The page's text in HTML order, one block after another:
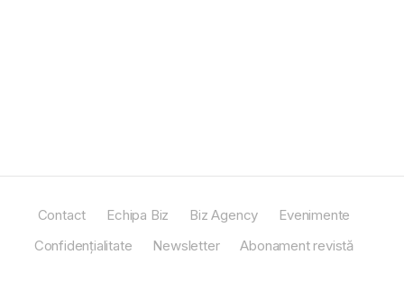
Contact Echipa Biz Biz Agency
Evenimente
Confidențialitate
Newsletter Abonament revistă